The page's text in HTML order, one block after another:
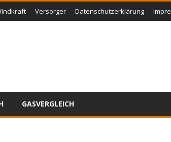
Versorger Datenschutzerklärung
GASVERGLEICH